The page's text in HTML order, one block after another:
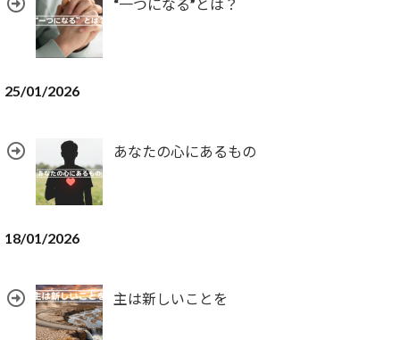
“一つになる”とは？
25/01/2026
あなたの心にあるもの
18/01/2026
主は新しいことを